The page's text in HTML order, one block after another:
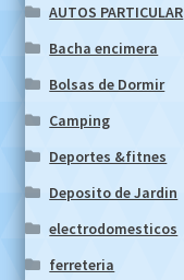
AUTOS PARTICULAR
Bacha encimera
Bolsas de Dormir
Camping
Deportes &fitnes
Deposito de Jardin
electrodomesticos
ferreteria